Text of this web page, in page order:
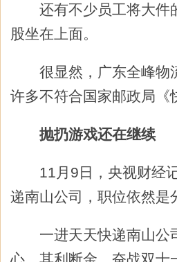
还有不少员工将大件
股坐在上面。
很显然，广东全峰物
许多不符合国家邮政局《
抛扔游戏还在继续
11月9日，央视财经记
递南山公司，职位依然是
一进天天快递南山公司